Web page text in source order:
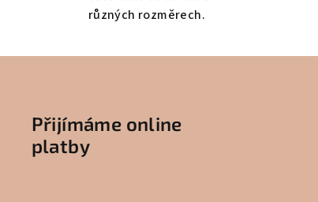
různých rozměrech.
Přijímáme online
platby